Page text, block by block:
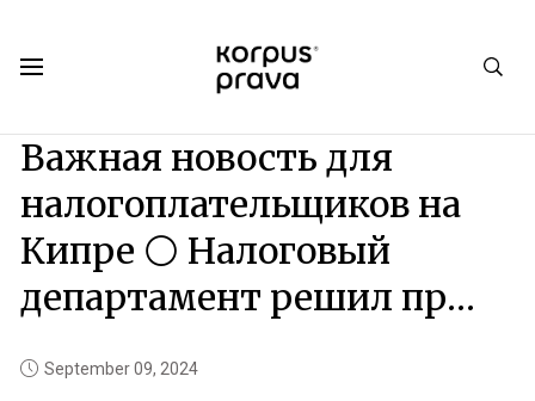
Важная новость для
налогоплательщиков на
Кипре ⚪️ Налоговый
департамент решил пр…
September 09, 2024